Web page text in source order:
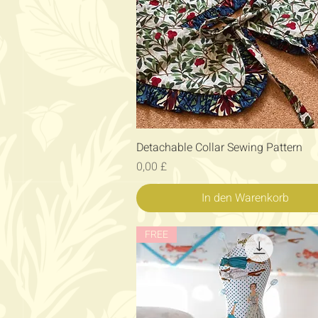
Schnellansicht
Detachable Collar Sewing Pattern
Preis
0,00 £
In den Warenkorb
FREE